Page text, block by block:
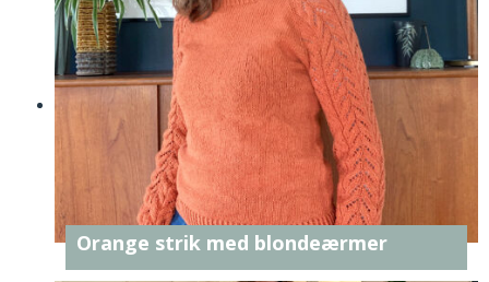
Orange strik med blondeærmer